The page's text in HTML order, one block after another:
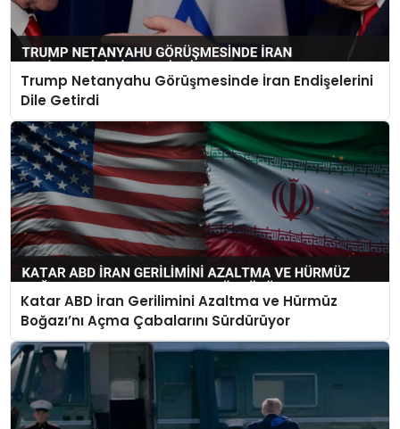
Trump Netanyahu Görüşmesinde İran Endişelerini
Dile Getirdi
Katar ABD İran Gerilimini Azaltma ve Hürmüz
Boğazı’nı Açma Çabalarını Sürdürüyor